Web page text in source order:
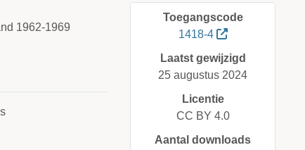
1962-1969
Toegangscode
1418-4
Laatst gewijzigd
25 augustus 2024
Licentie
CC BY 4.0
Aantal downloads